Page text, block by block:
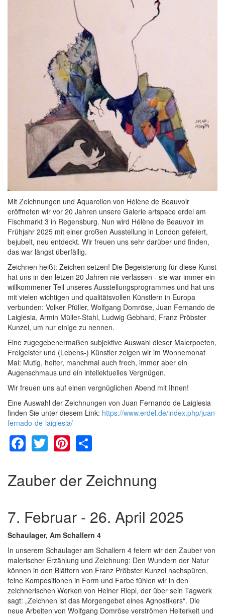
Mit Zeichnungen und Aquarellen von Hélène de Beauvoir
eröffneten wir vor 20 Jahren unsere Galerie artspace erdel am
Fischmarkt 3 in Regensburg. Nun wird Hélène de Beauvoir im
Frühjahr 2025 mit einer großen Ausstellung in London gefeiert,
bejubelt, neu entdeckt. Wir freuen uns sehr darüber und finden,
das war längst überfällig.
Zeichnen heißt: Zeichen setzen! Die Begeisterung für diese Kunst
hat uns in den letzen 20 Jahren nie verlassen - sie war immer ein
willkommener Teil unseres Ausstellungsprogrammes und hat uns
mit vielen wichtigen und qualitätsvollen Künstlern in Europa
verbunden: Volker Pfüller, Wolfgang Domröse, Juan Fernando de
Laiglesia, Armin Müller-Stahl, Ludwig Gebhard, Franz Pröbster
Kunzel, um nur einige zu nennen.
Eine zugegebenermaßen subjektive Auswahl dieser Malerpoeten,
Freigeister und (Lebens-) Künstler zeigen wir im Wonnemonat
Mai: Mutig, heiter, manchmal auch frech, immer aber ein
Augenschmaus und ein intellektuelles Vergnügen.
Wir freuen uns auf einen vergnüglichen Abend mit Ihnen!
Eine Auswahl der Zeichnungen von Juan Fernando de Laiglesia
finden Sie unter diesem Link: https://www.erdel.de/index.php/juan-
fernado-de-laiglesia/
Facebook
TwitterPinterest
Zauber der Zeichnung
7. Februar - 26. April 2025
Schaulager, Am Schallern 4
In unserem Schaulager am Schallern 4 feiern wir den Zauber von
malerischer Erzählung und Zeichnung: Den Wundern der Natur
können in den Blättern von Franz Pröbster Kunzel nachspüren,
feine Kompositionen in Form und Farbe fühlen wir in den
zeichnerischen Werken von Heiner Riepl, der über sein Tagwerk
sagt: „Zeichnen ist das Morgengebet eines Agnostikers“. Die
neue Arbeiten von Wolfgang Domröse verströmen Heiterkeit und